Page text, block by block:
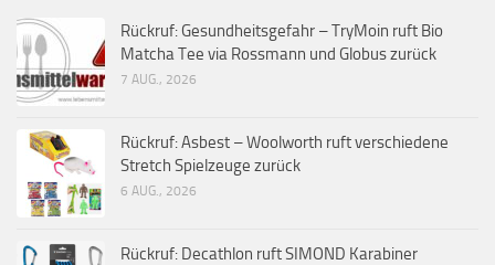
Rückruf: Gesundheitsgefahr – TryMoin ruft Bio
Matcha Tee via Rossmann und Globus zurück
7 AUG., 2026
Rückruf: Asbest – Woolworth ruft verschiedene
Stretch Spielzeuge zurück
6 AUG., 2026
Rückruf: Decathlon ruft SIMOND Karabiner